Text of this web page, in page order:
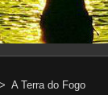
> A Terra do Fogo